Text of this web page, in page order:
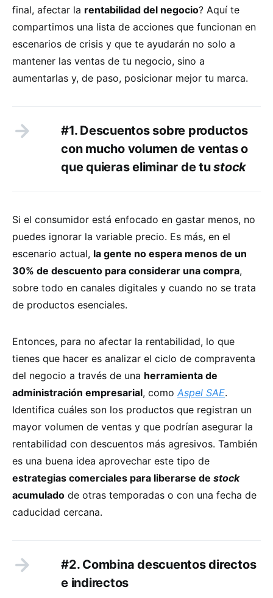
final, afectar la rentabilidad del negocio? Aquí te
compartimos una lista de acciones que funcionan en
escenarios de crisis y que te ayudarán no solo a
mantener las ventas de tu negocio, sino a
aumentarlas y, de paso, posicionar mejor tu marca.
#1. Descuentos sobre productos
con mucho volumen de ventas o
que quieras eliminar de tustock
Si el consumidor está enfocado en gastar menos, no
puedes ignorar la variable precio. Es más, en el
escenario actual, la gente no espera menos de un
30% de descuento para considerar una compra,
sobre todo en canales digitales y cuando no se trata
de productos esenciales.
Entonces, para no afectar la rentabilidad, lo que
tienes que hacer es analizar el ciclo de compraventa
del negocio a través de una herramienta de
administración empresarial, como Aspel SAE.
Identifica cuáles son los productos que registran un
mayor volumen de ventas y que podrían asegurar la
rentabilidad con descuentos más agresivos. También
es una buena idea aprovechar este tipo de
estrategias comerciales para liberarse de stock
acumulado de otras temporadas o con una fecha de
caducidad cercana.
#2. Combina descuentos directos
e indirectos